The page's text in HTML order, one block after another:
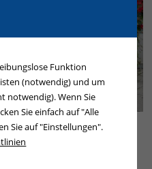
Funktion
(notwendig) und um
notwendig). Wenn Sie
Sie einfach auf "Alle
Sie auf "Einstellungen".